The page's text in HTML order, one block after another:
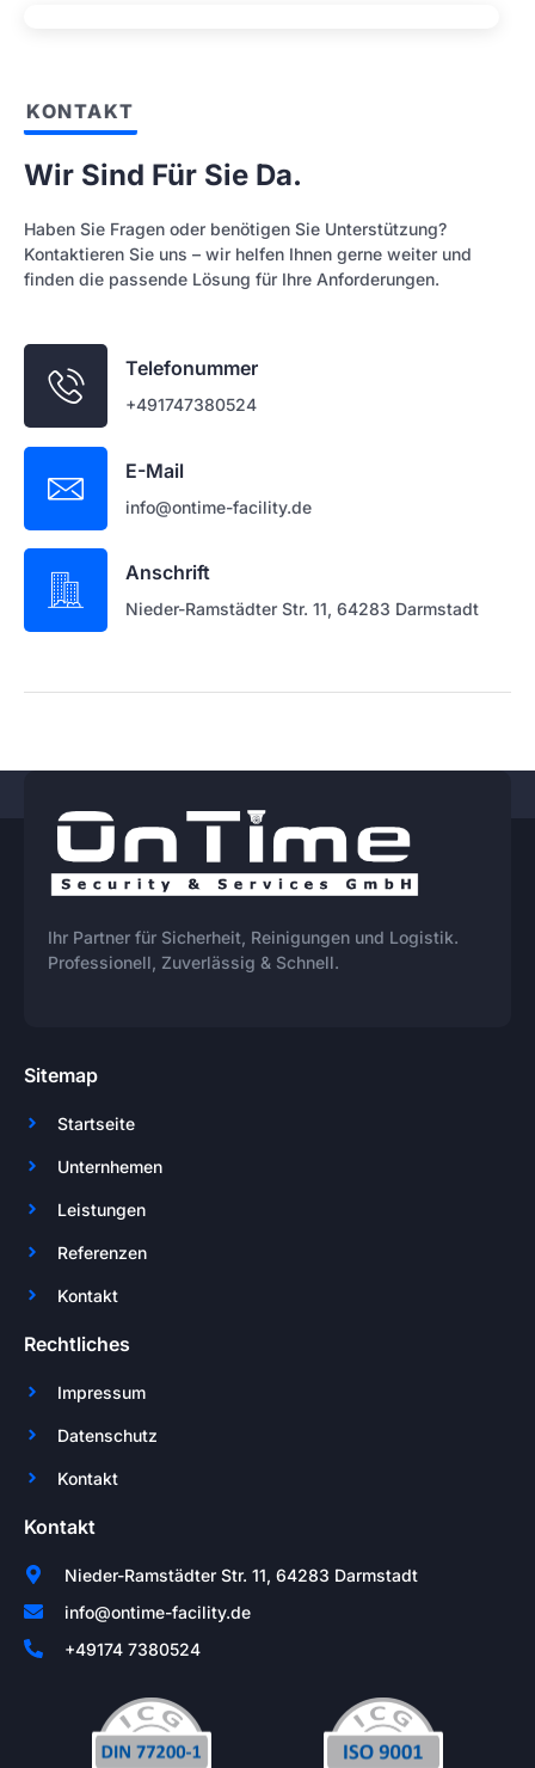
KONTAKT
Wir Sind Für Sie Da.
Haben Sie Fragen oder benötigen Sie Unterstützung?
Kontaktieren Sie uns – wir helfen Ihnen gerne weiter und
finden die passende Lösung für Ihre Anforderungen.
Telefonummer
+491747380524
E-Mail
info@ontime-facility.de
Anschrift
Nieder-Ramstädter Str. 11, 64283 Darmstadt
Ihr Partner für Sicherheit, Reinigungen und Logistik.
Professionell, Zuverlässig & Schnell.
Sitemap
Startseite
Unternhemen
Leistungen
Referenzen
Kontakt
Rechtliches
Impressum
Datenschutz
Kontakt
Kontakt
Nieder-Ramstädter Str. 11, 64283 Darmstadt
info@ontime-facility.de
+49174 7380524